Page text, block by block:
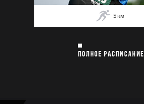
5 км
ПОЛНОЕ РАСПИСАНИЕ